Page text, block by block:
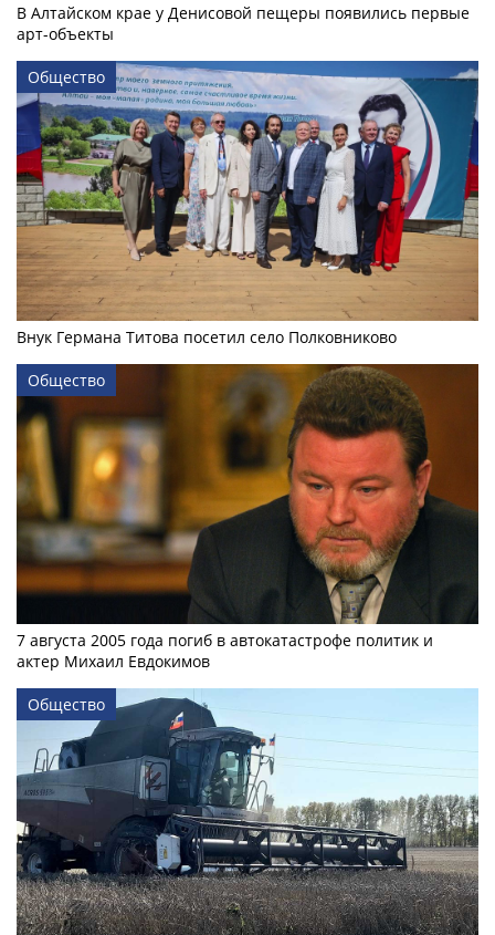
В Алтайском крае у Денисовой пещеры появились первые
арт-объекты
Общество
Внук Германа Титова посетил село Полковниково
Общество
7 августа 2005 года погиб в автокатастрофе политик и
актер Михаил Евдокимов
Общество